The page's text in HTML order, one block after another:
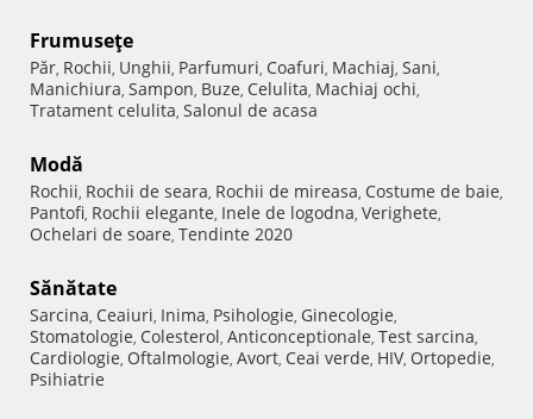
Frumuseţe
Păr, Rochii, Unghii, Parfumuri, Coafuri, Machiaj, Sani,
Manichiura, Sampon, Buze, Celulita, Machiaj ochi,
Tratament celulita, Salonul de acasa
Modă
Rochii, Rochii de seara, Rochii de mireasa, Costume de baie,
Pantofi, Rochii elegante, Inele de logodna, Verighete,
Ochelari de soare, Tendinte 2020
Sănătate
Sarcina, Ceaiuri, Inima, Psihologie, Ginecologie,
Stomatologie, Colesterol, Anticonceptionale, Test sarcina,
Cardiologie, Oftalmologie, Avort, Ceai verde, HIV, Ortopedie,
Psihiatrie